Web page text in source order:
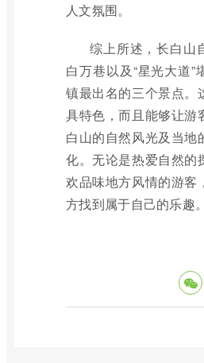
人文氛围。
综上所述，长白山
白万巷以及“星光大道”
镇最出名的三个景点。
具特色，而且能够让游
白山的自然风光及当地
化。无论是热爱自然的
欢品味地方风情的游客
方找到属于自己的乐趣。